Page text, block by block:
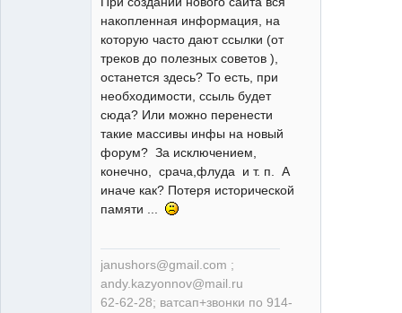
накопленная информация, на
которую часто дают ссылки (от
треков до полезных советов ),
останется здесь? То есть, при
необходимости, ссыль будет
сюда? Или можно перенести
такие массивы инфы на новый
форум? За исключением,
конечно, срача,флуда и т. п. А
иначе как? Потеря исторической
памяти ...
janushors@gmail.com ;
andy.kazyonnov@mail.ru
62-62-28; ватсап+звонки по 914-